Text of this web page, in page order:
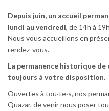
Depuis juin, un accueil
lundi au vendredi, de 14h à
Nous vous accueillons en
rendez-vous.
La permanence historique de
toujours à votre disposition.
Ouvertes à tou·te·s, nos
Quazar, de venir nous poser